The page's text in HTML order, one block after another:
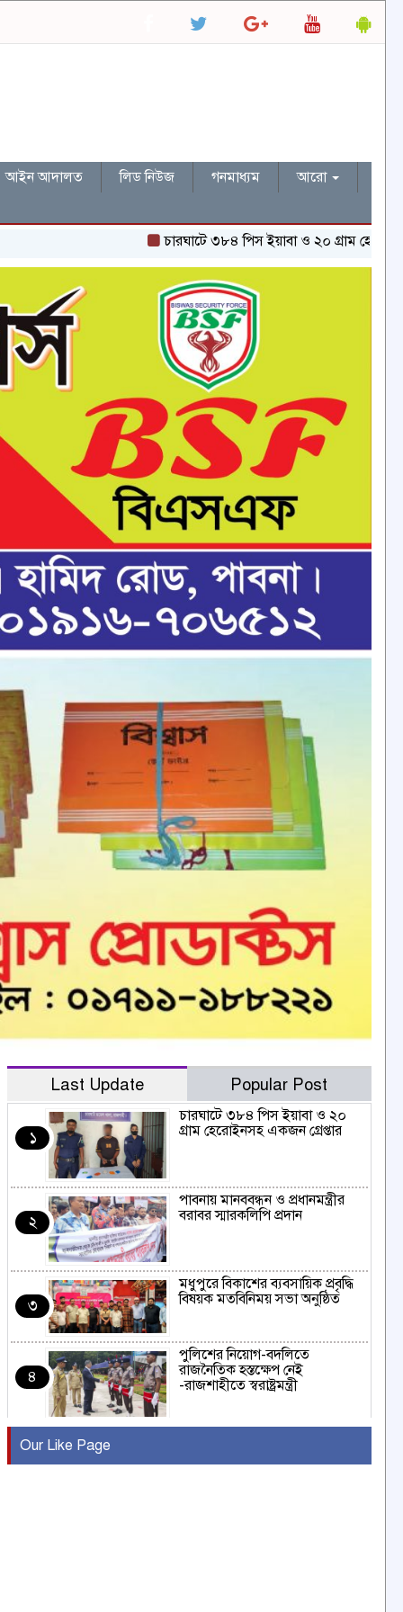
আইন আদালত লিড নিউজ গনমাধ্যম
আরো
চারঘাটে ৩৮৪ পিস ইয়াবা ও ২০ গ্রাম হেরোইনসহ একজন
Last Update Popular Post
১
চারঘাটে ৩৮৪ পিস ইয়াবা ও ২০
গ্রাম হেরোইনসহ একজন গ্রেপ্তার
২
পাবনায় মানববন্ধন ও প্রধানমন্ত্রীর
বরাবর স্মারকলিপি প্রদান
৩
মধুপুরে বিকাশের ব্যবসায়িক প্রবৃদ্ধি
বিষয়ক মতবিনিময় সভা অনুষ্ঠিত
৪
পুলিশের নিয়োগ-বদলিতে
রাজনৈতিক হস্তক্ষেপ নেই
-রাজশাহীতে স্বরাষ্ট্রমন্ত্রী
৫
Our Like Page